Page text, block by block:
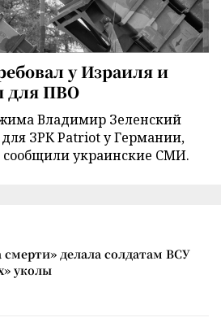
у Израиля и
для ПВО
Владимир Зеленский
ЗРК Patriot у Германии,
украинские СМИ.
делала солдатам ВСУ
уколы